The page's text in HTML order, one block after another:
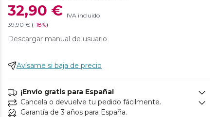
32,90 € IVA incluido
39,90 € (-18%)
Descargar manual de usuario
Avísame si baja de precio
¡Envío gratis para España!
Cancela o devuelve tu pedido fácilmente.
Garantía de 3 años para España.